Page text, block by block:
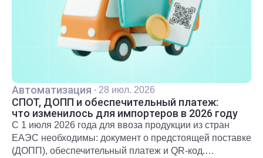
Автоматизация · 28 июл. 2026
СПОТ, ДОПП и обеспечительный платеж:
что изменилось для импортеров в 2026 году
С 1 июля 2026 года для ввоза продукции из стран
ЕАЭС необходимы: документ о предстоящей поставке
(ДОПП), обеспечительный платеж и QR-код.